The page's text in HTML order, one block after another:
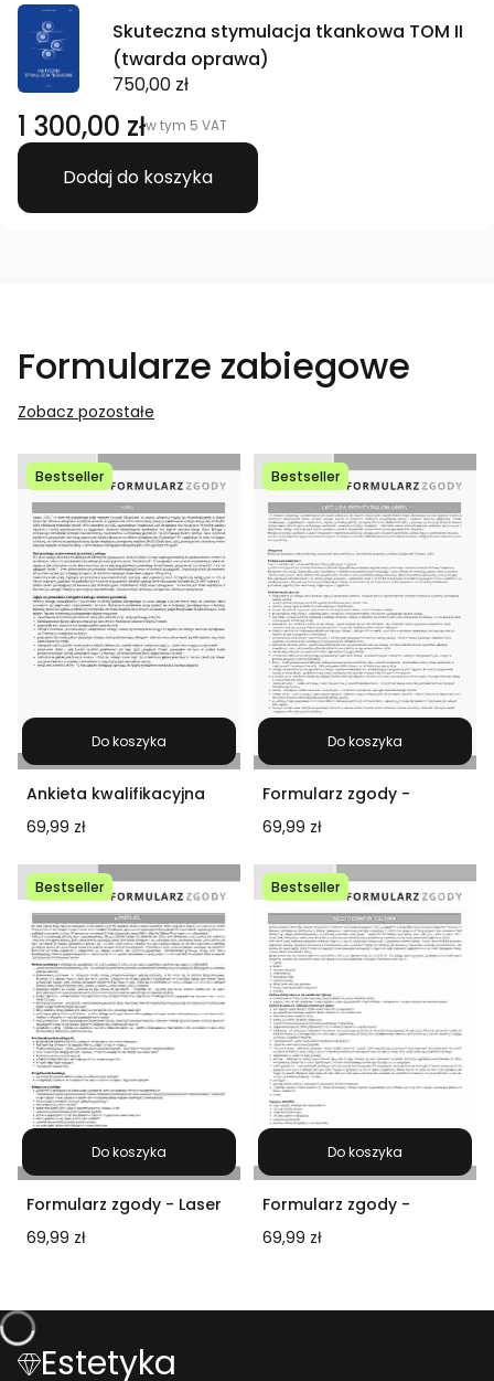
Skuteczna stymulacja tkankowa TOM II
(twarda oprawa)
750,00 zł
1 300,00 złw tym 5 VAT
Dodaj do koszyka
Formularze zabiegowe
Zobacz pozostałe
Bestseller
Do koszyka
Ankieta kwalifikacyjna
(produkt cyfrowy)
Cena
69,99 zł
Bestseller
Do koszyka
Formularz zgody -
iniekcyjna redukcja
cellulitu i tkanki
tłuszczowej (produkt
cyfrowy)
Cena
69,99 zł
Bestseller
Do koszyka
Formularz zgody - Laser
DVL 500-600 nm ALMA
(produkt cyfrowy)
Cena
69,99 zł
Bestseller
Do koszyka
Formularz zgody -
biomicroneedling
(produkt cyfrowy)
Cena
69,99 zł
Estetyka